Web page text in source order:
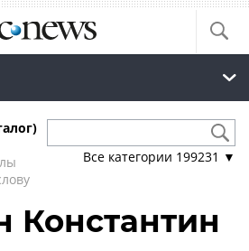
Все категории 199231 ▼
Константин